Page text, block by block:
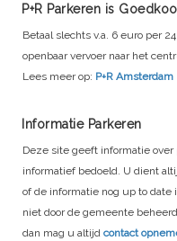
P+R Parkeren is
Betaal slechts v.a. 6 euro per
openbaar vervoer naar het
Lees meer op: P+R Amsterdam
Informatie Parkeren
Deze site geeft informatie
informatief bedoeld. U dient
of de informatie nog up to
niet door de gemeente
dan mag u altijd contact